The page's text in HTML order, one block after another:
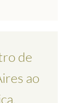
de
ao